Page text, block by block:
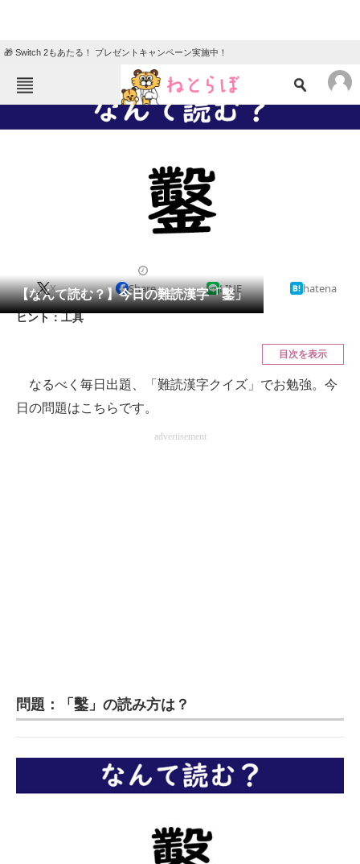
🎁 Switch 2もあたる！ プレゼントキャンペーン実施中！
ねとらぼメニュー
TOP ニュース
地域
教育・育児
会員記事
ITの今と未来を見通す
ITエンジニア向け専門サイト
企業向けIT製品の総合サイト
IT製品の技術・比較・事例
モノづくり技術者専門サイト
【なんて読む？】今日の難読漢字「鑿」
X Share LINE hatena
ヒント：工具
目次を表示
なるべく毎日出題、「難読漢字クイズ」でお勉強。今
日の問題はこちらです。
advertisement
問題：「鑿」の読み方は？